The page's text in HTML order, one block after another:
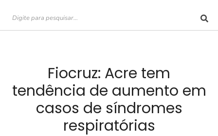
Fiocruz: Acre tem
tendência de aumento em
casos de síndromes
respiratórias